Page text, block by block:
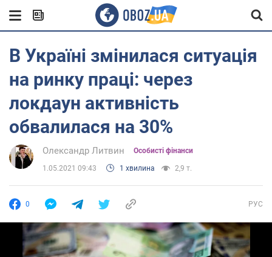
В Україні змінилася ситуація
на ринку праці: через
локдаун активність
обвалилася на 30%
Олександр Литвин Особисті фінанси
1.05.2021 09:43 1 хвилина 2,9 т.
0 РУС